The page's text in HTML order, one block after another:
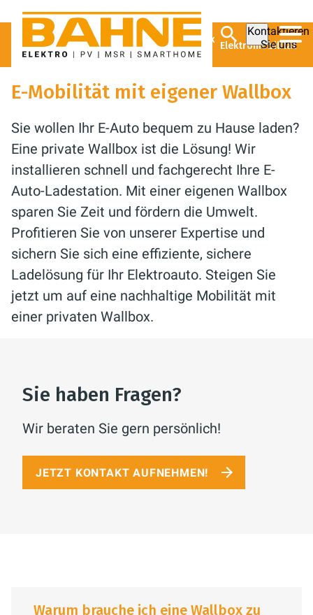
Kontaktieren
Sie uns
Bahne Elektro
GmbH
Ratgeber Elektrotechnik Elektromobilität
E-Mobilität mit eigener Wallbox
Sie wollen Ihr E-Auto bequem zu Hause laden?
Eine private Wallbox ist die Lösung! Wir
installieren schnell und fachgerecht Ihre E-
Auto-Ladestation. Mit einer eigenen Wallbox
sparen Sie Zeit und fördern die Umwelt.
Profitieren Sie von unserer Expertise und
sichern Sie sich eine effiziente, sichere
Ladelösung für Ihr Elektroauto. Steigen Sie
jetzt um auf eine nachhaltige Mobilität mit
einer privaten Wallbox.
Sie haben Fragen?
Wir beraten Sie gern persönlich!
JETZT KONTAKT AUFNEHMEN!
Warum brauche ich eine Wallbox zu